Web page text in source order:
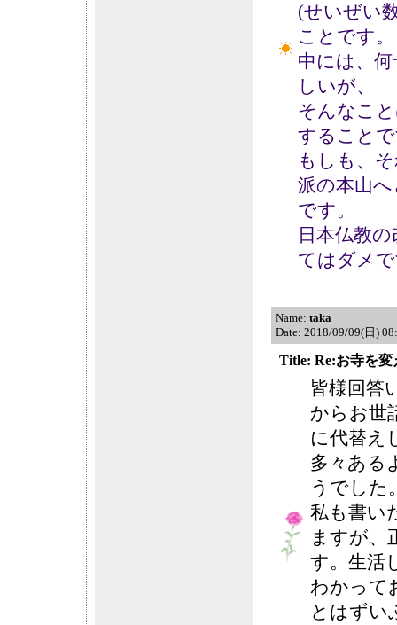
(せいぜい
ことです。
中には、
しいが、
そんなこ
すること
もしも、
派の本山
です。
日本仏教
てはダメ
Name: taka
Date: 2018/09/09(日)
Title: Re:お寺を変
皆様回答
からお世
に代替え
多々ある
うでした
私も書い
ますが、
す。生活
わかって
とはずい